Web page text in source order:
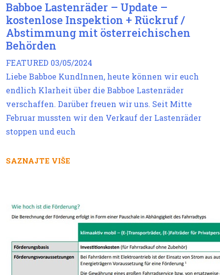
Babboe Lastenräder – Update –
kostenlose Inspektion + Rückruf /
Abstimmung mit österreichischen
Behörden
FEATURED 03/05/2024
Liebe Babboe KundInnen, heute können wir euch
endlich Klarheit über die Babboe Lastenräder
verschaffen. Darüber freuen wir uns. Seit Mitte
Februar mussten wir den Verkauf der Lastenräder
stoppen und euch
SAZNAJTE VIŠE